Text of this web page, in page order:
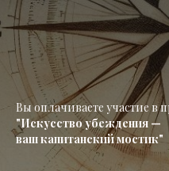
Вы оплачиваете участие в
"Искусство убеждения —
ваш капитанский мостик"